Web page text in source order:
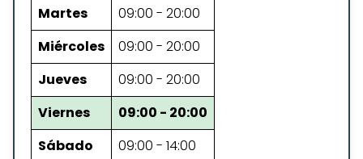
Martes
09:00 - 20:00
Miércoles
09:00 - 20:00
Jueves
09:00 - 20:00
Viernes
09:00 - 20:00
Sábado
09:00 - 14:00